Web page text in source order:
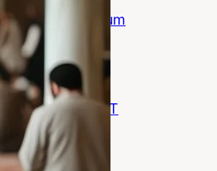
Warum
Warum USDT
unbequemer